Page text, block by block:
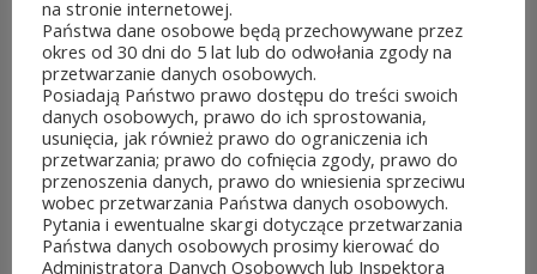
Konferencji
na stronie internetowej.
Państwa dane osobowe będą przechowywane przez
okres od 30 dni do 5 lat lub do odwołania zgody na
przetwarzanie danych osobowych.
Posiadają Państwo prawo dostępu do treści swoich
danych osobowych, prawo do ich sprostowania,
usunięcia, jak również prawo do ograniczenia ich
przetwarzania; prawo do cofnięcia zgody, prawo do
przenoszenia danych, prawo do wniesienia sprzeciwu
wobec przetwarzania Państwa danych osobowych.
Pytania i ewentualne skargi dotyczące przetwarzania
Państwa danych osobowych prosimy kierować do
Administratora Danych Osobowych lub Inspektora